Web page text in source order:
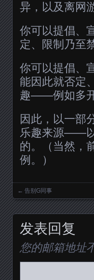
异，以及离网
你可以提倡、
定、限制乃至
你可以提倡、
能因此就否定
趣——例如多开
因此，以一部
乐趣来源——
的。（当然，
例。）
Posts
← 告别G同事
发表回复
您的邮箱地址